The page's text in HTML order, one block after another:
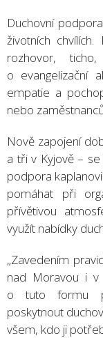
Duchovní
životních
rozhovor,
o evangelizační
empatie a
nebo
Nově zapojení
a tři v Kyjově –
podpora
pomáhat při
přívětivou
využít nabídky
„Zavedením
nad Moravou i v
o tuto formu
poskytnout
všem, kdo ji